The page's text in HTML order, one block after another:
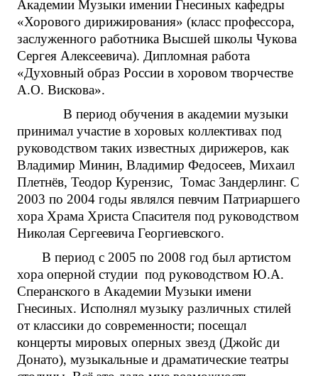
Академии Музыки имении Гнесиных кафедры
«Хорового дирижирования» (класс профессора,
заслуженного работника Высшей школы Чукова
Сергея Алексеевича). Дипломная работа
«Духовный образ России в хоровом творчестве
А.О. Вискова».
В период обучения в академии музыки
принимал участие в хоровых коллективах под
руководством таких известных дирижеров, как
Владимир Минин, Владимир Федосеев, Михаил
Плетнёв, Теодор Курензис, Томас Зандерлинг. С
2003 по 2004 годы являлся певчим Патриаршего
хора Храма Христа Спасителя под руководством
Николая Сергеевича Георгиевского.
В период с 2005 по 2008 год был артистом
хора оперной студии под руководством Ю.А.
Сперанского в Академии Музыки имени
Гнесиных. Исполнял музыку различных стилей
от классики до современности; посещал
концерты мировых оперных звезд (Джойс ди
Донато), музыкальные и драматические театры